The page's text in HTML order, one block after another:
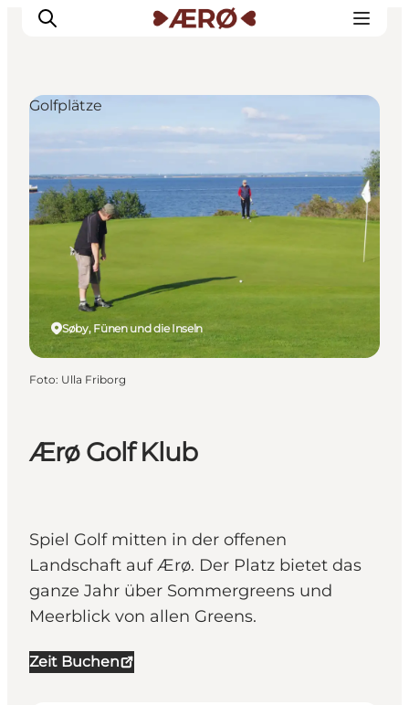
Unterkünfte
Essen
Erleben
Veranstaltungen
Reiseplanung
Ærø Golf Klub
Spiel Golf mitten in der offenen
Landschaft auf Ærø. Der Platz bietet das
ganze Jahr über Sommergreens und
Meerblick von allen Greens.
Zeit Buchen
Søby, Fünen und die Inseln
Golfplätze
Foto: Ulla Friborg